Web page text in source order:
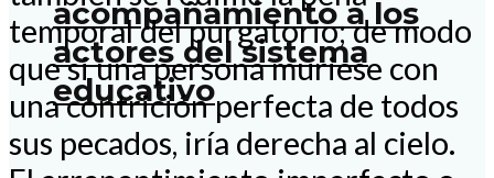
acompañamiento a los
actores del sistema
educativo
temporal del purgatorio; de modo
que si una persona muriese con
una contrición perfecta de todos
sus pecados, iría derecha al cielo.